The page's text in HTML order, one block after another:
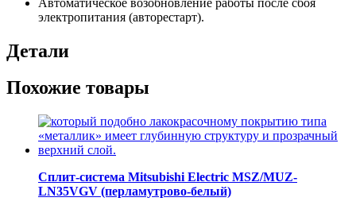
электропитания (авторестарт).
Детали
Похожие товары
Сплит-система Mitsubishi Electric MSZ/MUZ-
LN35VGV (перламутрово-белый)